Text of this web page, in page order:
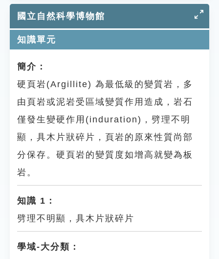
國立自然科學博物館
知識單元
簡介：
硬頁岩(Argillite) 為最低級的變質岩，多
由頁岩或泥岩受區域變質作用造成，岩石
僅發生變硬作用(induration)，劈理不明
顯，具木片狀碎片，頁岩的原來性質尚部
分保存。硬頁岩的變質度如增高就變為板
岩。
知識 1：
劈理不明顯，具木片狀碎片
學域-大分類：